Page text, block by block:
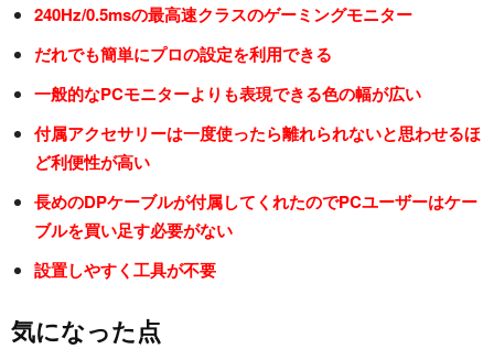
240Hz/0.5msの最高速クラスのゲーミングモニター
だれでも簡単にプロの設定を利用できる
一般的なPCモニターよりも表現できる色の幅が広い
付属アクセサリーは一度使ったら離れられないと思わせるほ
ど利便性が高い
長めのDPケーブルが付属してくれたのでPCユーザーはケー
ブルを買い足す必要がない
設置しやすく工具が不要
気になった点